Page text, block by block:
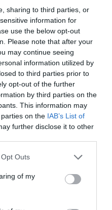
sharing to third parties, or
information for
use the below opt-out
Please note that after your
may continue seeing
information utilized by
to third parties prior to
opt-out of the further
by third parties on the
This information may
on the IAB’s List of
further disclose it to other
Outs
of my